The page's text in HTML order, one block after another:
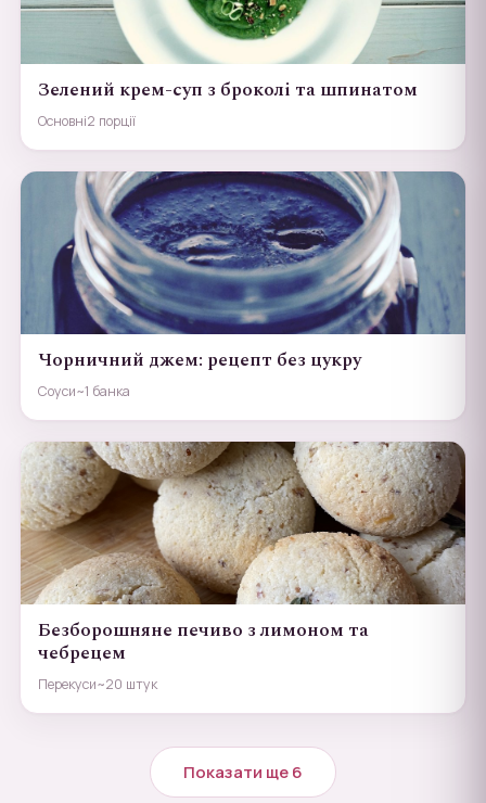
Зелений крем-суп з броколі та шпинатом
Основні2 порції
Чорничний джем: рецепт без цукру
Соуси~1 банка
Безборошняне печиво з лимоном та
чебрецем
Перекуси~20 штук
Показати ще 6